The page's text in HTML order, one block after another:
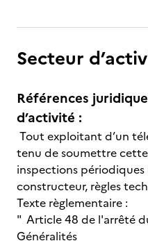
Secteur
Références
d’activité :
Tout exploitant d’un
tenu de soumettre
inspections
constructeur, règles
Texte règlementaire :
" Article 48 de l'arrêté
Généralités